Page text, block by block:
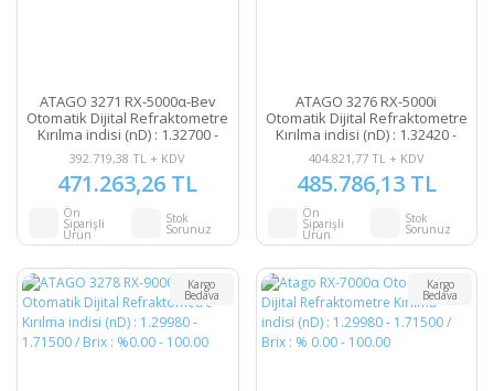
ATAGO 3271 RX-5000α-Bev
Otomatik Dijital Refraktometre
Kırılma indisi (nD) : 1.32700 -
1.58000 / Brix : % 0.000 -
100.000
392.719,38 TL + KDV
471.263,26 TL
Ön
Siparişli
Ürün
Stok
Sorunuz
ATAGO 3276 RX-5000i
Otomatik Dijital Refraktometre
Kırılma indisi (nD) : 1.32420 -
1.58000 / Brix : % 0.000 -
100.000
404.821,77 TL + KDV
485.786,13 TL
Ön
Siparişli
Ürün
Stok
Sorunuz
Kargo
Bedava
Kargo
Bedava